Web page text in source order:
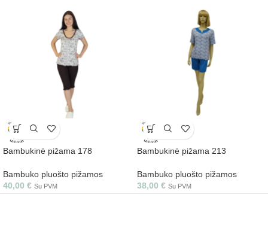
Bambukinė pižama 178
Bambuko pluošto pižamos
40,00 € Su PVM
Bambukinė pižama 213
Bambuko pluošto pižamos
38,00 € Su PVM